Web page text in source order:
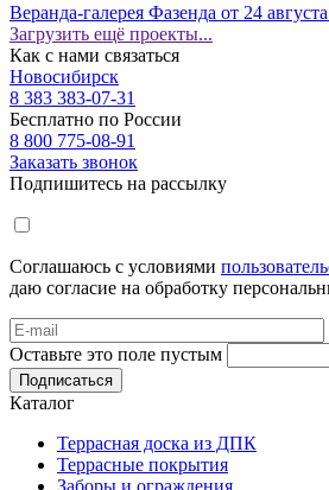
Веранда-галерея Фазенда от 24
Загрузить ещё проекты...
Как с нами связаться
Новосибирск
8 383 383-07-31
Бесплатно по России
8 800 775-08-91
Заказать звонок
Подпишитесь на рассылку
Соглашаюсь с условиями
даю согласие на обработку
Оставьте это поле пустым
Подписаться
Каталог
Террасная доска из ДПК
Террасные покрытия
Заборы и ограждения